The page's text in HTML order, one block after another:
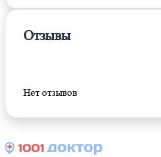
Отзывы
Нет отзывов